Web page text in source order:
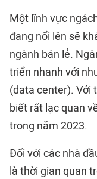
Một lĩnh vực
đang nổi lên sẽ
ngành bán lẻ.
triển nhanh với
(data center). Với
biết rất lạc quan
trong năm 2023.
Đối với các nhà
là thời gian quan